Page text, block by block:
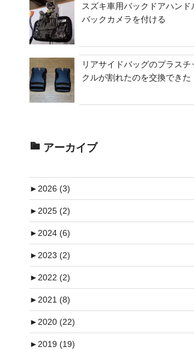
スズキ車用バックドアハンド
バックカメラを付ける
リアサイドバッグのプラスチ
クルが割れたのを交換できた
アーカイブ
►2026 (3)
►2025 (2)
►2024 (6)
►2023 (2)
►2022 (2)
►2021 (8)
►2020 (22)
►2019 (19)